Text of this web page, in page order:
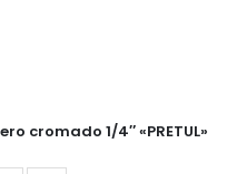
cromado 1/4″ «PRETUL»